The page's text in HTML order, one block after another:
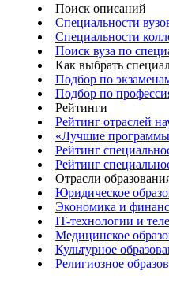
Поиск описаний
Специальности
Специальности
Поиск вуза по
Как выбрать
Подбор по
Подбор по
Рейтинги
Рейтинг отраслей
«Лучшие программы
Рейтинг
Рейтинг
Отрасли
Юридическое
Экономика и
IT-технологии и
Медицинское
Культурное
Религиозное